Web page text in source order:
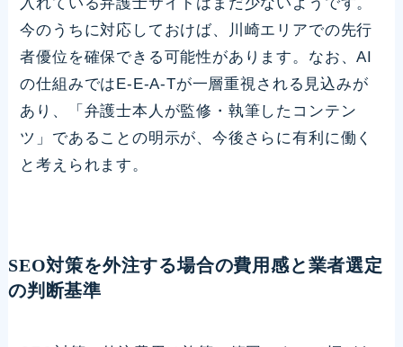
入れている弁護士サイトはまだ少ないようです。
今のうちに対応しておけば、川崎エリアでの先行
者優位を確保できる可能性があります。なお、AI
の仕組みではE-E-A-Tが一層重視される見込みが
あり、「弁護士本人が監修・執筆したコンテン
ツ」であることの明示が、今後さらに有利に働く
と考えられます。
SEO対策を外注する場合の費用感と業者選定
の判断基準